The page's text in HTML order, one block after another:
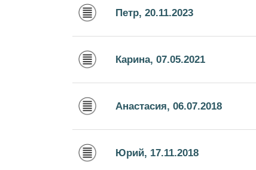
Петр, 20.11.2023
Карина, 07.05.2021
Анастасия, 06.07.2018
Юрий, 17.11.2018